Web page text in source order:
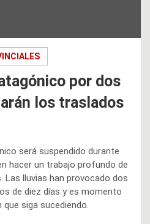
por dos
los traslados
será suspendido durante
hacer un trabajo profundo de
Las lluvias han provocado dos
de diez días y es momento
siga sucediendo.